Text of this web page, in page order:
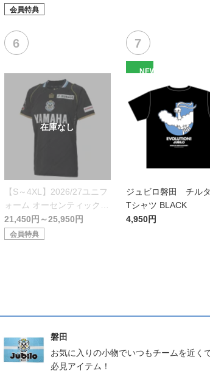
会員特典
【S～4XL】2026/27ユニフ
ォーム オーセンティックモ
デル:GK
21,450円～25,950円
会員特典
NEW
ジュビロ磐田 チル
Tシャツ BLACK
4,950円
磐田
お気に入りの小物でいつもチームを近く
必見アイテム！